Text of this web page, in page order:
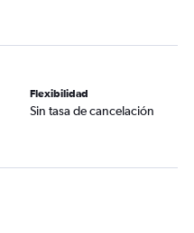
Flexibilidad
Sin tasa de cancelación